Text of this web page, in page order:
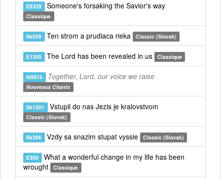
E8329 Someone's forsaking the Savior's way
Classique
Sk509 Ten strom a prudiaca rieka Classic (Slovak)
E1300 The Lord has been revealed in us Classique
NS816 Together, Lord, our voice we raise
Nouveaux Chants
Sk1301 Vstupil do nas Jezis je kralovstvom
Classic (Slovak)
Sk396 Vzdy sa snazim stupat vyssie Classic (Slovak)
E309 What a wonderful change in my life has been
wrought
Classique